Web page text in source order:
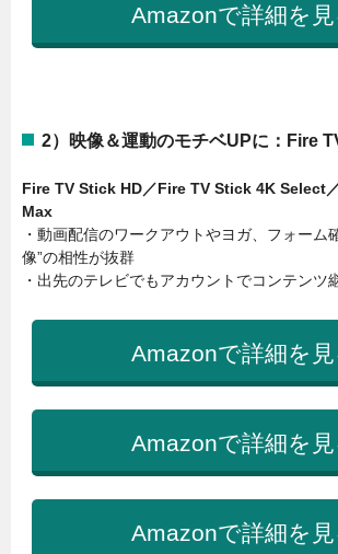
Amazonで詳細を見
2）映像＆運動のモチベUPに：Fire
Fire TV Stick HD／Fire TV Stick 4K Select
Max
・動画配信のワークアウトやヨガ、フォーム
像”の相性が抜群
・出先のテレビでもアカウントでコンテンツ
Amazonで詳細を見
Amazonで詳細を見
Amazonで詳細を見